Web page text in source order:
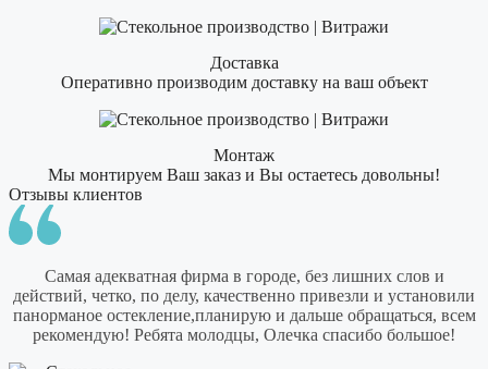
Доставка
Оперативно производим доставку на ваш объект
Монтаж
Мы монтируем Ваш заказ и Вы остаетесь довольны!
Отзывы клиентов
Самая адекватная фирма в городе, без лишних слов и
действий, четко, по делу, качественно привезли и установили
панорманое остекление,планирую и дальше обращаться, всем
рекомендую! Ребята молодцы, Олечка спасибо большое!